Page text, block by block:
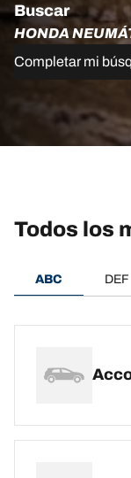
Buscar
HONDA
Completar mi
Todos los
ABC DEF